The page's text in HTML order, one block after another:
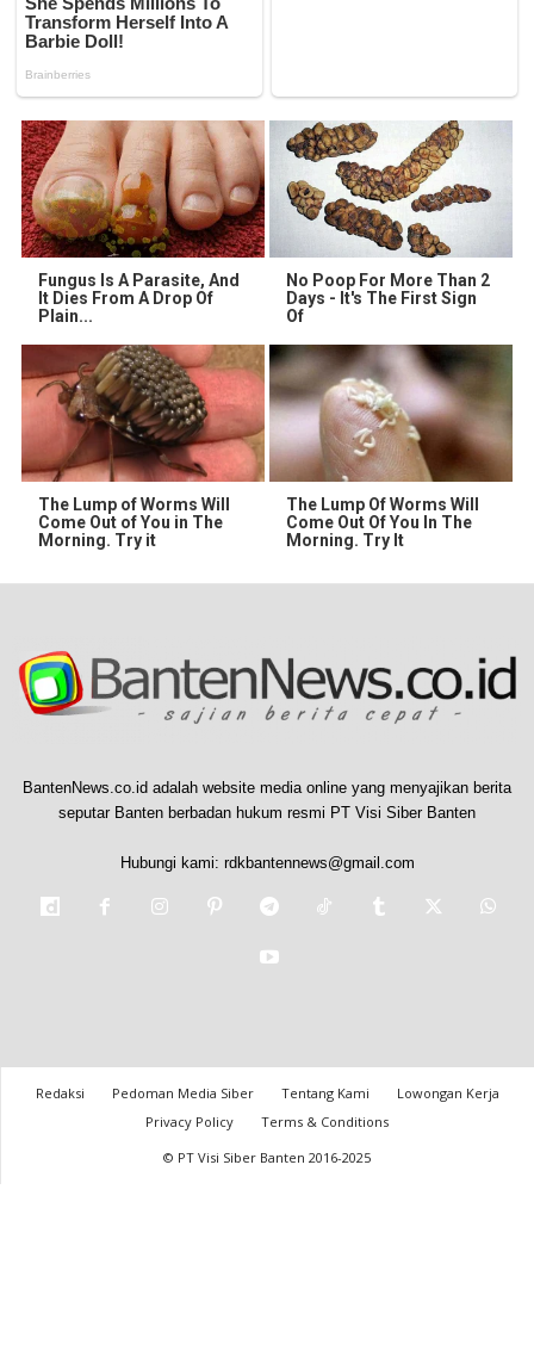
Fungus Is A Parasite, And
It Dies From A Drop Of
Plain...
No Poop For More Than 2
Days - It's The First Sign
Of
The Lump of Worms Will
Come Out of You in The
Morning. Try it
The Lump Of Worms Will
Come Out Of You In The
Morning. Try It
BantenNews.co.id adalah website media online yang menyajikan berita
seputar Banten berbadan hukum resmi PT Visi Siber Banten
Hubungi kami: rdkbantennews@gmail.com
Redaksi Pedoman Media Siber Tentang Kami
Lowongan Kerja
Privacy Policy
Terms & Conditions
© PT Visi Siber Banten 2016-2025